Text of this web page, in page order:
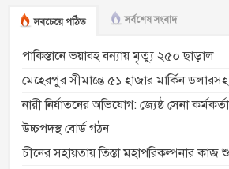
সবচেয়ে পঠিত সর্বশেষ সংবাদ
পাকিস্তানে ভয়াবহ বন্যায় মৃত্যু ২৫০ ছাড়াল
মেহেরপুর সীমান্তে ৫১ হাজার মার্কিন
নারী নির্যাতনের অভিযোগ: জ্যেষ্ঠ সেনা
উচ্চপদস্থ বোর্ড গঠন
চীনের সহায়তায় তিস্তা মহাপরিকল্পনার কাজ